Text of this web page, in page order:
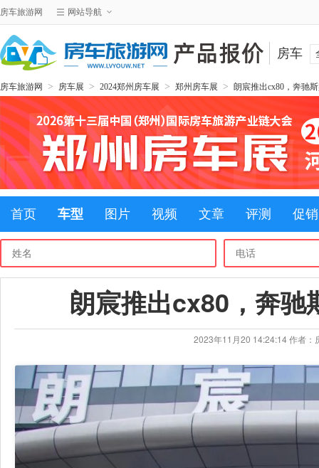
房车旅游网 网站导航
房车
房车旅游网 > 房车展 > 2024郑州房车展 > 郑州房车展 > 朗宸推出cx80，奔驰
首页 车型 图片 视频 文章 评测 促销
朗宸推出cx80，奔驰
2023年11月20 14:24:14 作者：